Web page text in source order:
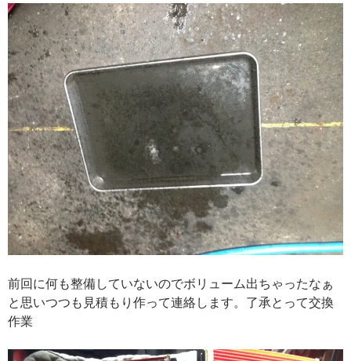
前回に何も整備していないのでボリューム出ちゃったなぁ
と思いつつも見積もり作って連絡します。了承とって交換
作業